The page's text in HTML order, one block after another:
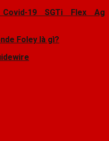
19 SGTi Flex Ag
Foley là gì?